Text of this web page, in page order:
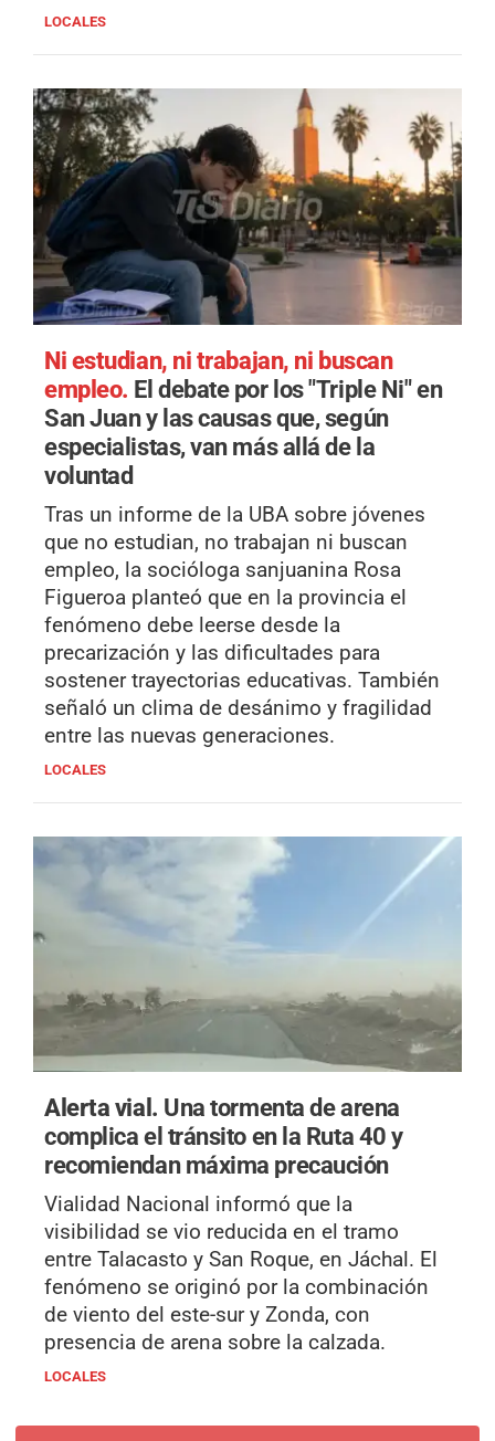
LOCALES
Ni estudian, ni trabajan, ni buscan
empleo. El debate por los "Triple Ni" en
San Juan y las causas que, según
especialistas, van más allá de la
voluntad
Tras un informe de la UBA sobre jóvenes
que no estudian, no trabajan ni buscan
empleo, la socióloga sanjuanina Rosa
Figueroa planteó que en la provincia el
fenómeno debe leerse desde la
precarización y las dificultades para
sostener trayectorias educativas. También
señaló un clima de desánimo y fragilidad
entre las nuevas generaciones.
LOCALES
Alerta vial. Una tormenta de arena
complica el tránsito en la Ruta 40 y
recomiendan máxima precaución
Vialidad Nacional informó que la
visibilidad se vio reducida en el tramo
entre Talacasto y San Roque, en Jáchal. El
fenómeno se originó por la combinación
de viento del este-sur y Zonda, con
presencia de arena sobre la calzada.
LOCALES